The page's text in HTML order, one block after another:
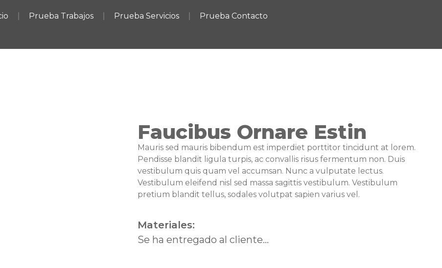
Prueba Trabajos Prueba Servicios Prueba Contacto
Faucibus Ornare Estin
Mauris sed mauris bibendum est imperdiet porttitor tincidunt at lorem.
Pendisse blandit ligula turpis, ac convallis risus fermentum non. Duis
vestibulum quis quam vel accumsan. Nunc a vulputate lectus.
Vestibulum eleifend nisl sed massa sagittis vestibulum. Vestibulum
pretium blandit tellus, sodales volutpat sapien varius vel.
Materiales:
Se ha entregado al cliente...